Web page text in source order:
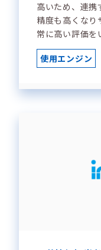
高いため、連携
精度も高くな
常に高い評価を
使用エンジン